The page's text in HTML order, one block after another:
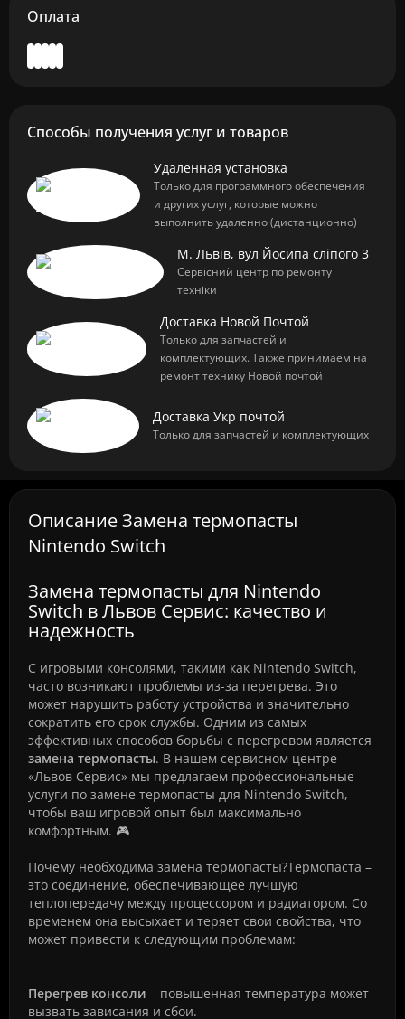
Оплата
Способы получения услуг и товаров
Удаленная установка
Только для программного обеспечения
и других услуг, которые можно
выполнить удаленно (дистанционно)
М. Львів, вул Йосипа сліпого 3
Сервісний центр по ремонту
техніки
Доставка Новой Почтой
Только для запчастей и
комплектующих. Также принимаем на
ремонт технику Новой почтой
Доставка Укр почтой
Только для запчастей и комплектующих
Описание Замена термопасты
Nintendo Switch
Замена термопасты для Nintendo
Switch в Львов Сервис: качество и
надежность
С игровыми консолями, такими как Nintendo Switch,
часто возникают проблемы из-за перегрева. Это
может нарушить работу устройства и значительно
сократить его срок службы. Одним из самых
эффективных способов борьбы с перегревом является
замена термопасты. В нашем сервисном центре
«Львов Сервис» мы предлагаем профессиональные
услуги по замене термопасты для Nintendo Switch,
чтобы ваш игровой опыт был максимально
комфортным. 🎮
Почему необходима замена термопасты?Термопаста –
это соединение, обеспечивающее лучшую
теплопередачу между процессором и радиатором. Со
временем она высыхает и теряет свои свойства, что
может привести к следующим проблемам:
Перегрев консоли – повышенная температура может
вызвать зависания и сбои.